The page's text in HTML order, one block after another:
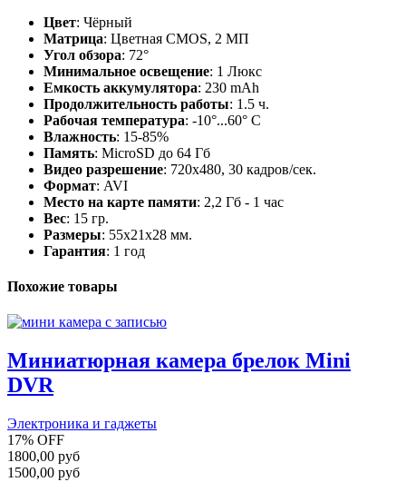
Цвет: Чёрный
Матрица: Цветная CMOS, 2 МП
Угол обзора: 72°
Минимальное освещение: 1 Люкс
Емкость аккумулятора: 230 mAh
Продолжительность работы: 1.5 ч.
Рабочая температура: -10°...60° С
Влажность: 15-85%
Память: MicroSD до 64 Гб
Видео разрешение: 720x480, 30 кадров/сек.
Формат: AVI
Место на карте памяти: 2,2 Гб - 1 час
Вес: 15 гр.
Размеры: 55х21х28 мм.
Гарантия: 1 год
Похожие товары
Миниатюрная камера брелок Mini
DVR
Электроника и гаджеты
17% OFF
1800,00 руб
1500,00 руб